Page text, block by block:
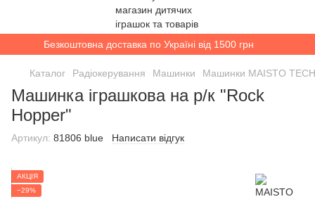
Безкоштовна доставка по Україні від 1500 грн
Каталог Радіокерування Машинки Машинки MAISTO TECH
Машинка іграшкова на р/к "Rock
Hopper"
Артикул: 81806 blue Написати відгук
АКЦІЯ
−29%